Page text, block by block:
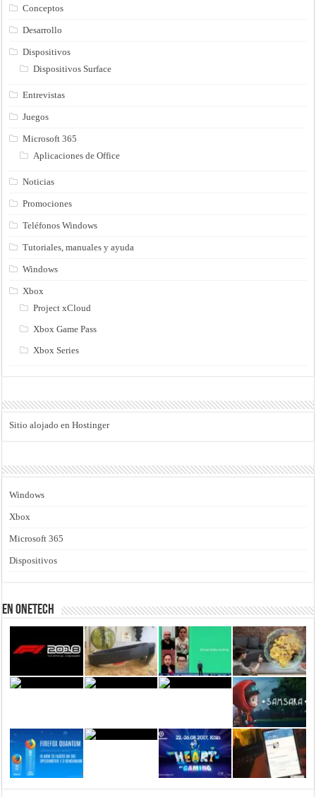
Conceptos
Desarrollo
Dispositivos
Dispositivos Surface
Entrevistas
Juegos
Microsoft 365
Aplicaciones de Office
Noticias
Promociones
Teléfonos Windows
Tutoriales, manuales y ayuda
Windows
Xbox
Project xCloud
Xbox Game Pass
Xbox Series
Sitio alojado en Hostinger
Windows
Xbox
Microsoft 365
Dispositivos
En Onetech